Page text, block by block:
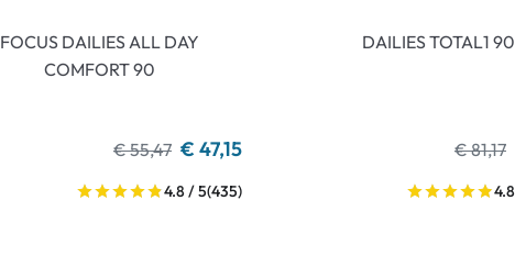
FOCUS DAILIES ALL DAY
COMFORT 90
€ 55,47 € 47,15
4.8 / 5(435)
DAILIES TOTAL1 90
€ 81,17